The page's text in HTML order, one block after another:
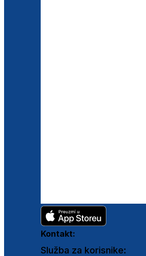
Kontakt:
Služba za korisnike: